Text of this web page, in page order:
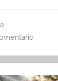
p
p
tir